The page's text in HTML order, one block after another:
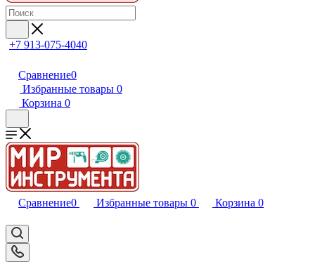
+7 913-075-4040
Сравнение0
Избранные товары 0
Корзина 0
Сравнение0 Избранные товары 0 Корзина 0